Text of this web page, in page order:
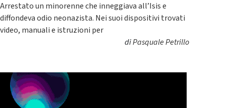
Arrestato un minorenne che inneggiava all’Isis e
diffondeva odio neonazista. Nei suoi dispositivi trovati
video, manuali e istruzioni per
diPasquale Petrillo